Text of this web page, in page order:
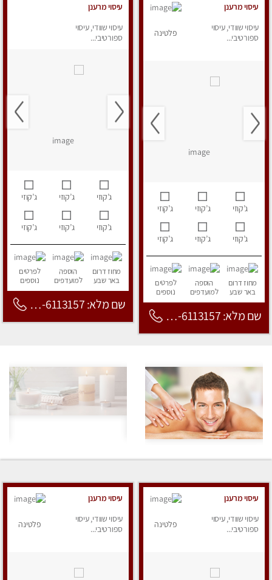
עיסוי מרענן
עיסוי שוודי, עיסוי
ספורטיבי...
פלטינה
ג’קוזי ג’קוזי ג’קוזי
ג’קוזי ג’קוזי ג’קוזי
מחוז דרום
באר שבע
הוספה
למועדפים
לפרטים
נוספים
שם מלא: 053-6113157
עיסוי מרענן
עיסוי שוודי, עיסוי
ספורטיבי...
ג’קוזי ג’קוזי ג’קוזי
ג’קוזי ג’קוזי ג’קוזי
מחוז דרום
באר שבע
הוספה
למועדפים
לפרטים
נוספים
שם מלא: 053-6113157
עיסוי מרענן
עיסוי שוודי, עיסוי
ספורטיבי...
פלטינה
עיסוי מרענן
עיסוי שוודי, עיסוי
ספורטיבי...
פלטינה